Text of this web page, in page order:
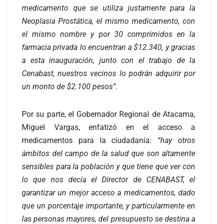
medicamento que se utiliza justamente para la
Neoplasia Prostática, el mismo medicamento, con
el mismo nombre y por 30 comprimidos en la
farmacia privada lo encuentran a $12.340, y gracias
a esta inauguración, junto con el trabajo de la
Cenabast, nuestros vecinos lo podrán adquirir por
un monto de $2.100 pesos”.
Por su parte, el Gobernador Regional de Atacama,
Miguel Vargas, enfatizó en el acceso a
medicamentos para la ciudadanía: “hay otros
ámbitos del campo de la salud que son altamente
sensibles para la población y que tiene que ver con
lo que nos decía el Director de CENABAST, el
garantizar un mejor acceso a medicamentos, dado
que un porcentaje importante, y particularmente en
las personas mayores, del presupuesto se destina a